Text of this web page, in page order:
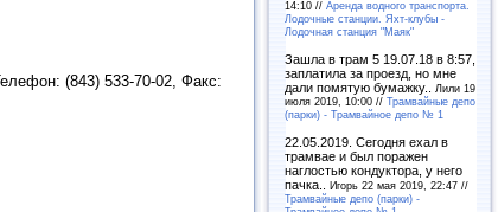
(843) 533-70-02, Факс:
14:10 // Аренда водного транспорта.
Лодочные станции. Яхт-клубы -
Лодочная станция "Маяк"
Зашла в трам 5 19.07.18 в 8:57,
заплатила за проезд, но мне
дали помятую бумажку..
Лили 19
июля 2019, 10:00 // Трамвайные депо
(парки) - Трамвайное депо № 1
22.05.2019. Сегодня ехал в
трамвае и был поражен
наглостью кондуктора, у него
пачка.. Игорь 22 мая 2019, 22:47 //
Трамвайные депо (парки) -